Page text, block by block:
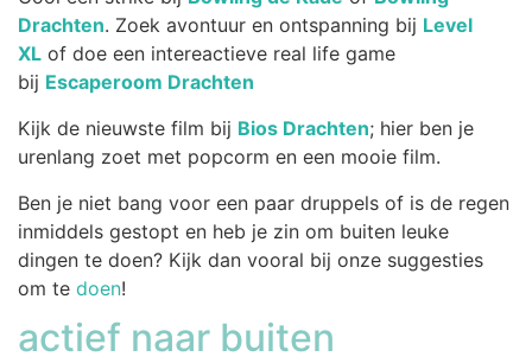
Drachten. Zoek avontuur en ontspanning bij Level
XL of doe een intereactieve real life game
bij Escaperoom Drachten
Kijk de nieuwste film bij Bios Drachten; hier ben je
urenlang zoet met popcorm en een mooie film.
Ben je niet bang voor een paar druppels of is de regen
inmiddels gestopt en heb je zin om buiten leuke
dingen te doen? Kijk dan vooral bij onze suggesties
om te doen!
actief naar buiten